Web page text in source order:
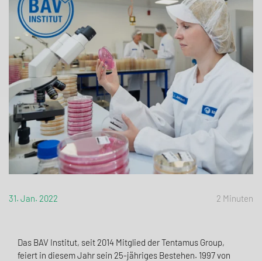
31. Jan. 2022 2 Minuten
Das BAV Institut, seit 2014 Mitglied der Tentamus Group,
feiert in diesem Jahr sein 25-jähriges Bestehen. 1997 von